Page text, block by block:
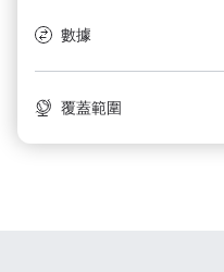
數據
覆蓋範圍